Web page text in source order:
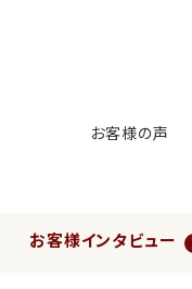
お客様の声
お客様インタビュー